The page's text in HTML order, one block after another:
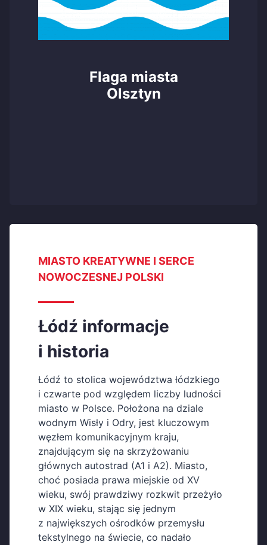
Flaga miasta
Olsztyn
MIASTO KREATYWNE I SERCE
NOWOCZESNEJ POLSKI
Łódź informacje
i historia
Łódź to stolica województwa łódzkiego
i czwarte pod względem liczby ludności
miasto w Polsce. Położona na dziale
wodnym Wisły i Odry, jest kluczowym
węzłem komunikacyjnym kraju,
znajdującym się na skrzyżowaniu
głównych autostrad (A1 i A2). Miasto,
choć posiada prawa miejskie od XV
wieku, swój prawdziwy rozkwit przeżyło
w XIX wieku, stając się jednym
z największych ośrodków przemysłu
tekstylnego na świecie, co nadało